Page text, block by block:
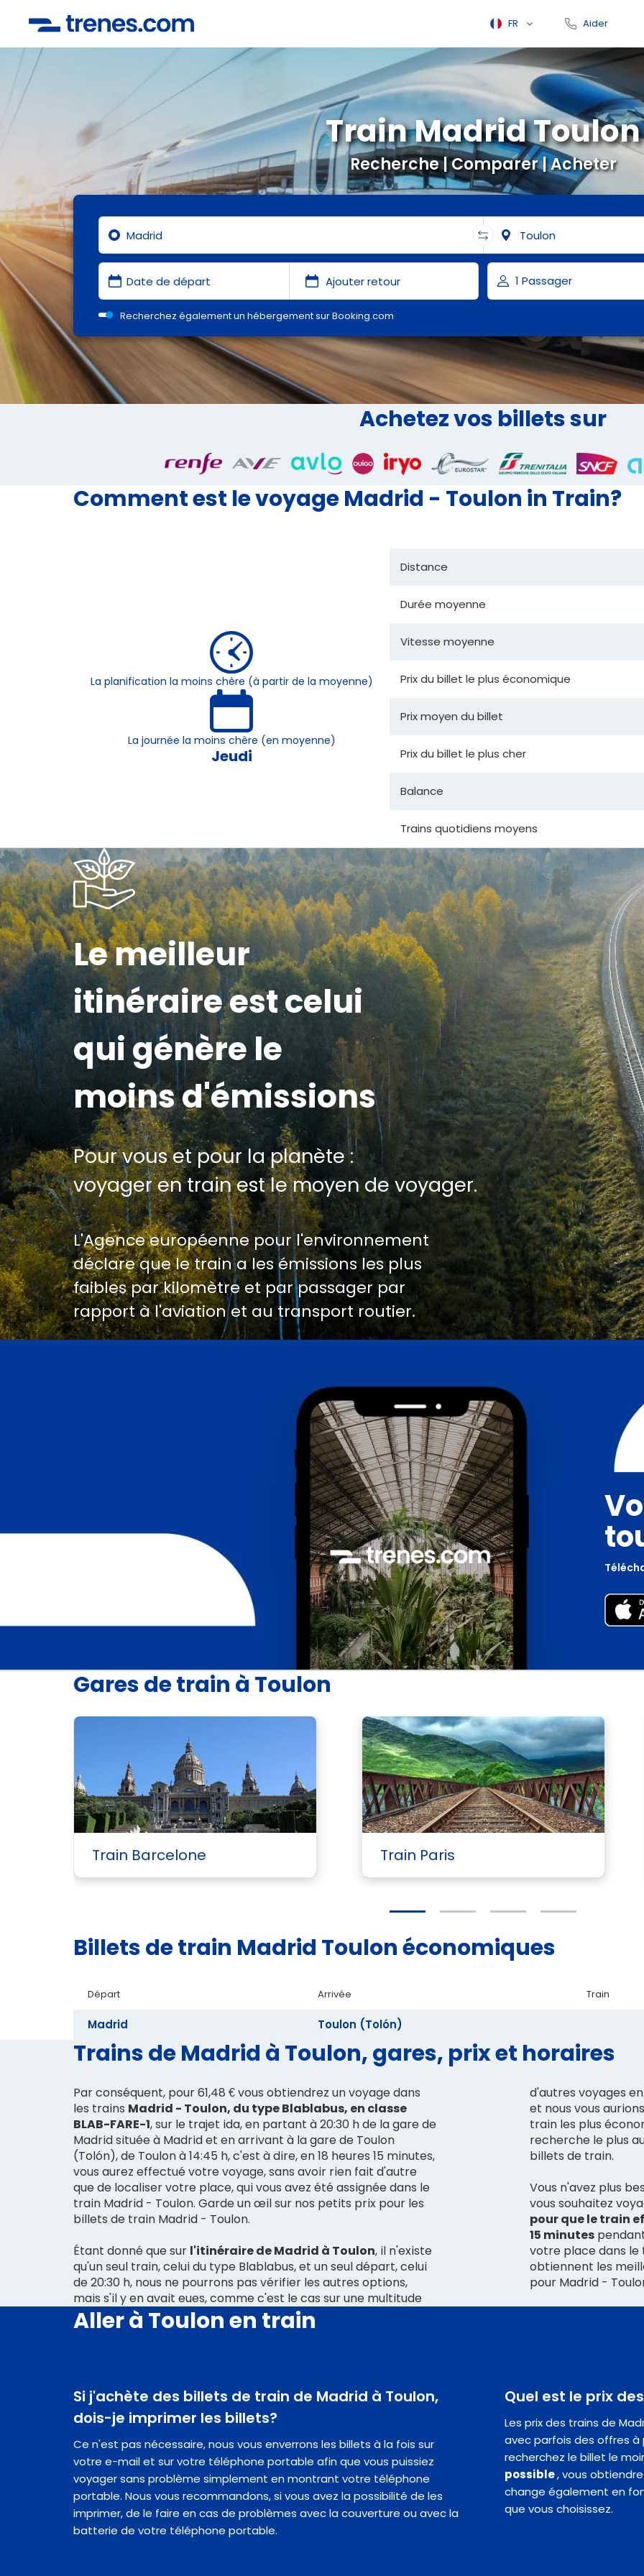
FR Aider
Recherche | Comparer | Acheter
Train Madrid Toulon
Recherchez également un hébergement sur Booking.com
Achetez vos billets sur
Comment est le voyage Madrid - Toulon in Train?
La planification la moins chère (à partir de la moyenne)
La journée la moins chère (en moyenne)
Jeudi
Distance
Durée moyenne
Vitesse moyenne
Prix du billet le plus économique
Prix moyen du billet
Prix du billet le plus cher
Balance
Trains quotidiens moyens
Le meilleur
itinéraire est celui
qui génère le
moins d'émissions
Pour vous et pour la planète :
voyager en train est le moyen de voyager.
L'Agence européenne pour l'environnement
déclare que le train a les émissions les plus
faibles par kilomètre et par passager par
rapport à l'aviation et au transport routier.
Gares de train à Toulon
Train Barcelone Train Paris
Billets de train Madrid Toulon économiques
Départ Arrivée Train
Madrid Toulon (Tolón)
Trains de Madrid à Toulon, gares, prix et horaires
Par conséquent, pour 61,48 € vous obtiendrez un voyage dans
les trains Madrid - Toulon, du type Blablabus, en classe
BLAB-FARE-1, sur le trajet ida, en partant à 20:30 h de la gare de
Madrid située à Madrid et en arrivant à la gare de Toulon
(Tolón), de Toulon à 14:45 h, c'est à dire, en 18 heures 15 minutes,
vous aurez effectué votre voyage, sans avoir rien fait d'autre
que de localiser votre place, qui vous avez été assignée dans le
train Madrid - Toulon. Garde un œil sur nos petits prix pour les
billets de train Madrid - Toulon.
Étant donné que sur l'itinéraire de Madrid à Toulon, il n'existe
qu'un seul train, celui du type Blablabus, et un seul départ, celui
de 20:30 h, nous ne pourrons pas vérifier les autres options,
mais s'il y en avait eues, comme c'est le cas sur une multitude
d'autres voyages
et nous vous
train les plus
recherche le plus
billets de train.
Vous n'avez plus
vous souhaitez
pour que le train
15 minutes
votre place dans le
obtiennent les
pour Madrid -
Aller à Toulon en train
Si j'achète des billets de train de Madrid à Toulon,
dois-je imprimer les billets?
Ce n'est pas nécessaire, nous vous enverrons les billets à la fois sur
votre e-mail et sur votre téléphone portable afin que vous puissiez
voyager sans problème simplement en montrant votre téléphone
portable. Nous vous recommandons, si vous avez la possibilité de les
imprimer, de le faire en cas de problèmes avec la couverture ou avec la
batterie de votre téléphone portable.
Quel est le prix
Les prix des trains de
avec parfois des offres à
recherchez le billet le
possible, vous
change également en
que vous choisissez.